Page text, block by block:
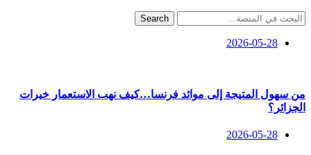
Search
2026-05-28
من سهول المتيجة إلى موائد فرنسا…كيف نهب الاستعمار خيرات
الجزائر؟
2026-05-28